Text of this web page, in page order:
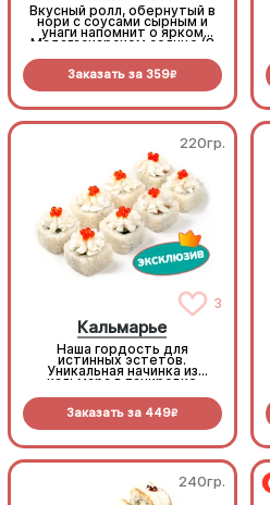
Вкусный ролл, обернутый в
нори с соусами сырным и
унаги напомнит о ярком
Мадагаскарском солнце (8
Заказать за 359R
220гр.
3
Кальмарье
Наша гордость для
истинных эстетов.
Уникальная начинка из
кальмара в панировке
томат и обилие крем-сыра.
Праздничная подача с
красной икрой делает этот
вечера (8шт.)
Заказать за 449R
240гр.